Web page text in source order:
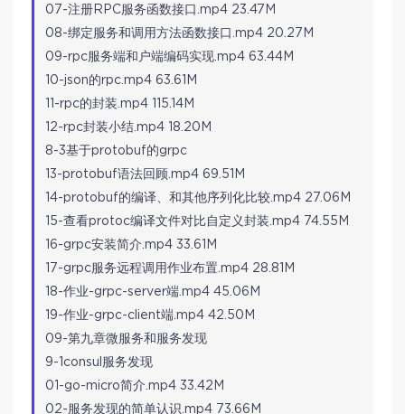
07-注册RPC服务函数接口.mp4 23.47M
08-绑定服务和调用方法函数接口.mp4 20.27M
09-rpc服务端和户端编码实现.mp4 63.44M
10-json的rpc.mp4 63.61M
11-rpc的封装.mp4 115.14M
12-rpc封装小结.mp4 18.20M
8-3基于protobuf的grpc
13-protobuf语法回顾.mp4 69.51M
14-protobuf的编译、和其他序列化比较.mp4 27.06M
15-查看protoc编译文件对比自定义封装.mp4 74.55M
16-grpc安装简介.mp4 33.61M
17-grpc服务远程调用作业布置.mp4 28.81M
18-作业-grpc-server端.mp4 45.06M
19-作业-grpc-client端.mp4 42.50M
09-第九章微服务和服务发现
9-1consul服务发现
01-go-micro简介.mp4 33.42M
02-服务发现的简单认识.mp4 73.66M